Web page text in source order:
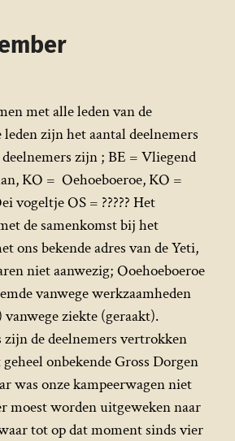
met alle leden van de
zijn het aantal deelnemers
zijn ; BE = Vliegend
KO = Oehoeboeroe, KO =
vogeltje OS = ????? Het
de samenkomst bij het
ons bekende adres van de Yeti,
niet aanwezig; Ooehoeboeroe
vanwege werkzaamheden
ziekte (geraakt).
zijn de deelnemers vertrokken
onbekende Gross Dorgen
was onze kampeerwagen niet
moest worden uitgeweken naar
tot op dat moment sinds vier